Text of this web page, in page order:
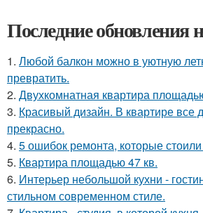
Последние обновления
1. Любой балкон можно в уютную
превратить.
2. Двухкомнатная квартира
3. Красивый дизайн. В квартире все
прекрасно.
4. 5 ошибок ремонта, которые
5. Квартира площадью 47 кв.
6. Интерьер небольшой кухни -
стильном современном стиле.